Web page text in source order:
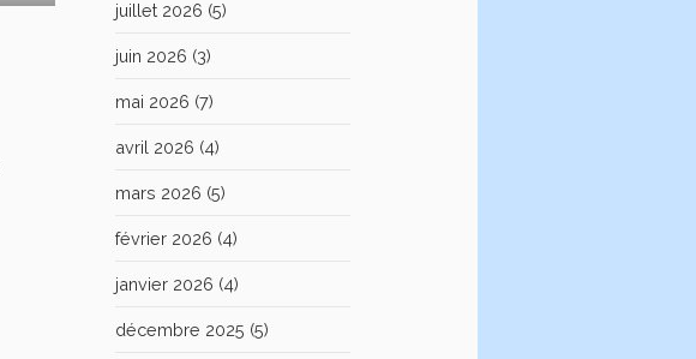
juillet 2026 (5)
juin 2026 (3)
mai 2026 (7)
avril 2026 (4)
mars 2026 (5)
février 2026 (4)
janvier 2026 (4)
décembre 2025 (5)